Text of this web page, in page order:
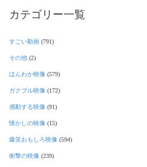
カテゴリー一覧
すごい動画 (791)
その他 (2)
ほんわか映像 (579)
ガクブル映像 (172)
感動する映像 (91)
懐かしの映像 (15)
爆笑おもしろ映像 (594)
衝撃の映像 (239)